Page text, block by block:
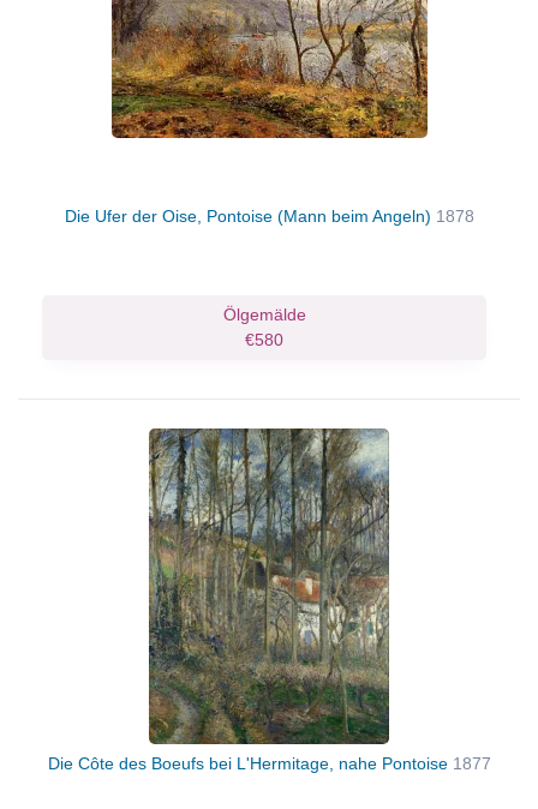
Die Ufer der Oise, Pontoise (Mann beim Angeln) 1878
Ölgemälde
€580
Die Côte des Boeufs bei L'Hermitage, nahe Pontoise 1877